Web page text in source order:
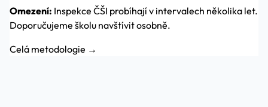
Omezení: Inspekce ČŠI probíhají v intervalech několika let.
Doporučujeme školu navštívit osobně.
Celá metodologie →